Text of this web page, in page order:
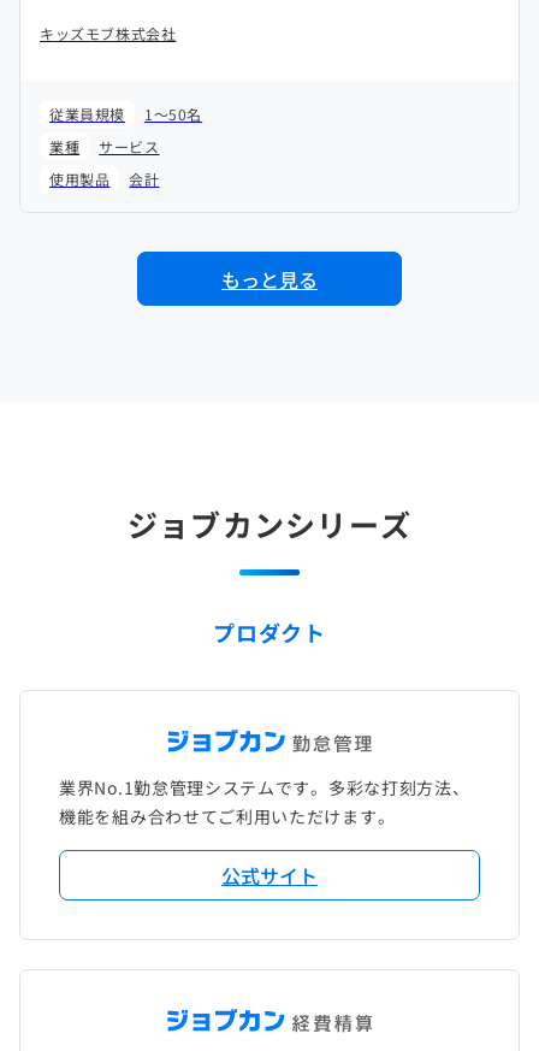
キッズモブ株式会社
従業員規模
1～50名
業種
サービス
使用製品
会計
もっと見る
ジョブカンシリーズ
プロダクト
業界No.1勤怠管理システムです。多彩な打刻方法、
機能を組み合わせてご利用いただけます。
公式サイト